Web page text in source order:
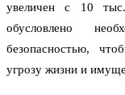
увеличен с 10
обусловлено
безопасностью,
угрозу жизни и